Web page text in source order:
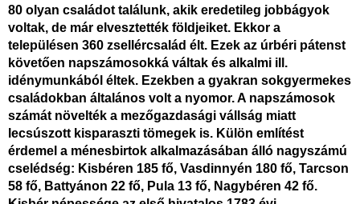
80 olyan családot találunk, akik eredetileg jobbágyok
voltak, de már elvesztették földjeiket. Ekkor a
településen 360 zsellércsalád élt. Ezek az úrbéri pátenst
követően napszámosokká váltak és alkalmi ill.
idénymunkából éltek. Ezekben a gyakran sokgyermekes
családokban általános volt a nyomor. A napszámosok
számát növelték a mezőgazdasági vállság miatt
lecsúszott kisparaszti tömegek is. Külön említést
érdemel a ménesbirtok alkalmazásában álló nagyszámú
cselédség: Kisbéren 185 fő, Vasdinnyén 180 fő, Tarcson
58 fő, Battyánon 22 fő, Pula 13 fő, Nagybéren 42 fő.